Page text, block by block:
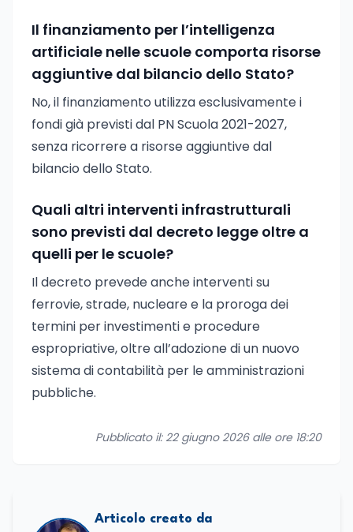
Il finanziamento per l’intelligenza
artificiale nelle scuole comporta risorse
aggiuntive dal bilancio dello Stato?
No, il finanziamento utilizza esclusivamente i
fondi già previsti dal PN Scuola 2021-2027,
senza ricorrere a risorse aggiuntive dal
bilancio dello Stato.
Quali altri interventi infrastrutturali
sono previsti dal decreto legge oltre a
quelli per le scuole?
Il decreto prevede anche interventi su
ferrovie, strade, nucleare e la proroga dei
termini per investimenti e procedure
espropriative, oltre all’adozione di un nuovo
sistema di contabilità per le amministrazioni
pubbliche.
Pubblicato il: 22 giugno 2026 alle ore 18:20
Articolo creato da